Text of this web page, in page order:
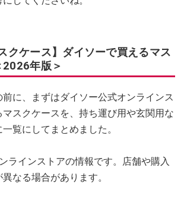
クケース】ダイソーで買えるマス
2026年版＞
に、まずはダイソー公式オンラインス
マスクケースを、持ち運び用や玄関用な
覧にしてまとめました。
ラインストアの情報です。店舗や購入
なる場合があります。